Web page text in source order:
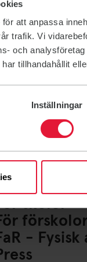
att anpassa
trafik. Vi
och
tillhandahållit
Inställningar
Lediga jobb
Ideella
företag
lag och
skolor
-